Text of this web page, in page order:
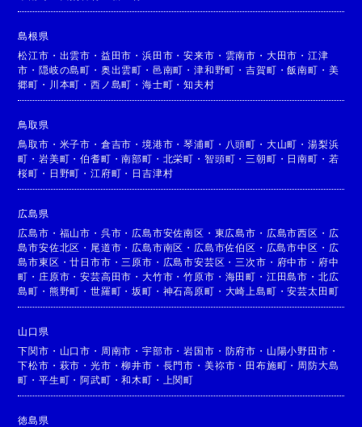
島根県
松江市 ・ 出雲市 ・ 益田市 ・浜田市 ・安来市 ・ 雲南市 ・ 大田市 ・ 江津
市 ・隠岐の島町 ・ 奥出雲町 ・ 邑南町 ・津和野町 ・吉賀町 ・飯南町 ・ 美
郷町 ・ 川本町 ・西ノ島町 ・海士町 ・知夫村
鳥取県
鳥取市 ・ 米子市 ・ 倉吉市 ・境港市 ・琴浦町 ・ 八頭町 ・ 大山町 ・ 湯梨浜
町 ・岩美町 ・伯耆町 ・南部町 ・ 北栄町 ・ 智頭町 ・ 三朝町 ・ 日南町 ・ 若
桜町 ・ 日野町 ・江府町 ・ 日吉津村
広島県
広島市 ・ 福山市 ・ 呉市 ・ 広島市安佐南区 ・ 東広島市 ・ 広島市西区 ・ 広
島市安佐北区 ・ 尾道市 ・ 広島市南区 ・ 広島市佐伯区 ・ 広島市中区 ・ 広
島市東区 ・廿日市市 ・ 三原市 ・ 広島市安芸区 ・ 三次市 ・ 府中市 ・ 府中
町 ・ 庄原市 ・安芸高田市 ・大竹市 ・竹原市 ・ 海田町 ・ 江田島市 ・ 北広
島町 ・ 熊野町 ・世羅町 ・坂町 ・ 神石高原町 ・ 大崎上島町 ・安芸太田町
山口県
下関市 ・ 山口市 ・ 周南市 ・宇部市 ・岩国市 ・ 防府市 ・ 山陽小野田市 ・
下松市 ・ 萩市 ・光市 ・柳井市 ・ 長門市 ・ 美祢市 ・ 田布施町 ・ 周防大島
町 ・平生町 ・阿武町 ・和木町 ・ 上関町
徳島県